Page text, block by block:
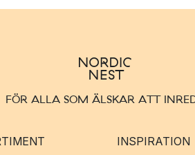
FÖR ALLA SOM ÄLSKAR ATT
INSPIRATION